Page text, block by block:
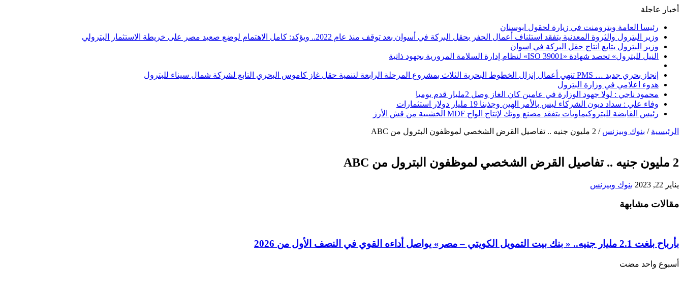
أخبار عاجلة
رئيسا العامة وبترومنت في زيارة لحقول ابوسنان
وزير البترول والثروة المعدنية يتفقد استئناف أعمال الحفر بحقل البركة في أسوان بعد توقف منذ عام 2022.. ويؤكد: كامل الاهتمام لوضع صعيد مصر على خريطة الاستثمار البترولي
وزير البترول يتابع انتاج حقل البركة في اسوان
النيل للبترول» تحصد شهادة «ISO 39001» لنظام إدارة السلامة المرورية بجهود ذاتية
إنجاز بحري جديد … PMS تنهي أعمال إنزال الخطوط البحرية الثلاث بمشروع المرحلة الرابعة لتنمية حقل غاز كاموس البحري التابع لشركة شمال سيناء للبترول
هدوء اعلامي في وزارة البترول
محمود ناجي : لولا جهود الوزارة في عامين كان الغاز وصل 2مليار قدم يوميا
وفاء علي : سداد ديون الشركاء ليس بالأمر الهين وجذبنا 19 مليار دولار استثمارات
رئيس القابضة للبتروكيماويات يتفقد مصنع ووتك لإنتاج الواح MDF الخشبية من قش الأرز
الرئيسية / بنوك وبيزنس / 2 مليون جنيه .. تفاصيل القرض الشخصي لموظفون البترول من ABC
2 مليون جنيه .. تفاصيل القرض الشخصي لموظفون البترول من ABC
يناير 22, 2023 بنوك وبيزنس
مقالات مشابهة
بأرباح بلغت 2.1 مليار جنيه.. « بنك بيت التمويل الكويتي – مصر» يواصل أداءه القوي في النصف الأول من 2026
‏أسبوع واحد مضت